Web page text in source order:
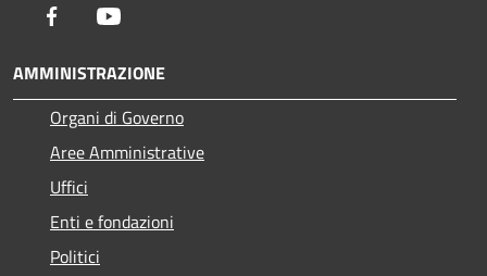
Facebook
AMMINISTRAZIONE
Organi di Governo
Aree Amministrative
Uffici
Enti e fondazioni
Politici